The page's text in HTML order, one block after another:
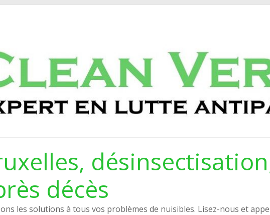
décès
les solutions à tous vos problèmes de nuisibles. Lisez-nous et